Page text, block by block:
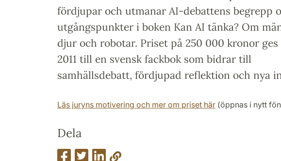
fördjupar och utmanar AI-debattens begrepp
utgångspunkter i boken Kan AI tänka? Om
djur och robotar. Priset på 250 000 kronor ges
2011 till en svensk fackbok som bidrar till
samhällsdebatt, fördjupad reflektion och nya
Läs juryns motivering och mer om priset här (öppnas i nytt
Dela